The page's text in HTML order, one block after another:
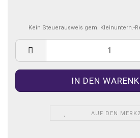
Kein Steuerausweis gem. Kleinuntern.-
AUF DEN